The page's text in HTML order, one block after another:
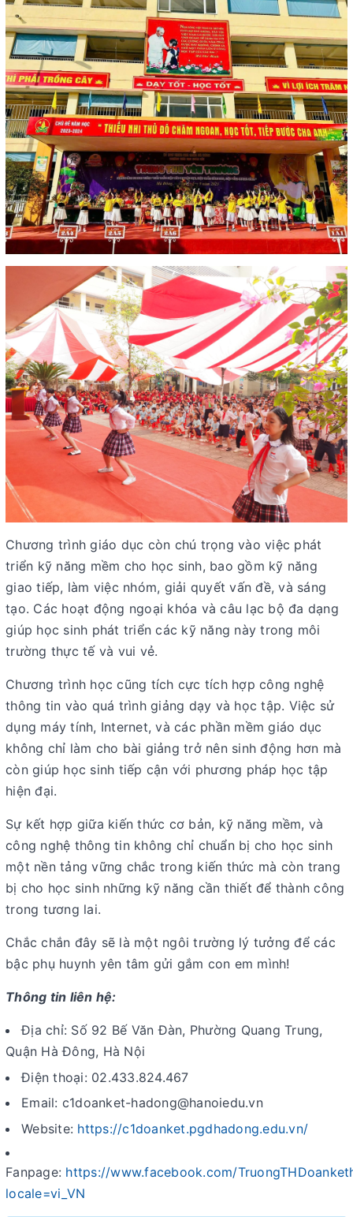
Chương trình giáo dục còn chú trọng vào việc phát
triển kỹ năng mềm cho học sinh, bao gồm kỹ năng
giao tiếp, làm việc nhóm, giải quyết vấn đề, và sáng
tạo. Các hoạt động ngoại khóa và câu lạc bộ đa dạng
giúp học sinh phát triển các kỹ năng này trong môi
trường thực tế và vui vẻ.
Chương trình học cũng tích cực tích hợp công nghệ
thông tin vào quá trình giảng dạy và học tập. Việc sử
dụng máy tính, Internet, và các phần mềm giáo dục
không chỉ làm cho bài giảng trở nên sinh động hơn mà
còn giúp học sinh tiếp cận với phương pháp học tập
hiện đại.
Sự kết hợp giữa kiến thức cơ bản, kỹ năng mềm, và
công nghệ thông tin không chỉ chuẩn bị cho học sinh
một nền tảng vững chắc trong kiến thức mà còn trang
bị cho học sinh những kỹ năng cần thiết để thành công
trong tương lai.
Chắc chắn đây sẽ là một ngôi trường lý tưởng để các
bậc phụ huynh yên tâm gửi gắm con em mình!
Thông tin liên hệ:
Địa chỉ: Số 92 Bế Văn Đàn, Phường Quang Trung,
Quận Hà Đông, Hà Nội
Điện thoại: 02.433.824.467
Email: c1doanket-hadong@hanoiedu.vn
Website: https://c1doanket.pgdhadong.edu.vn/
Fanpage: https://www.facebook.com/
locale=vi_VN